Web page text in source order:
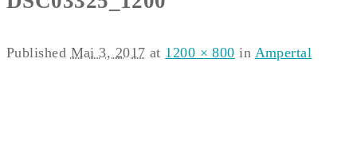
Published Mai 3, 2017 at 1200 × 800 in Ampertal